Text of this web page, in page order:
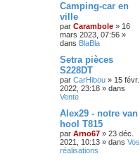
Camping-car en
ville
par Carambole » 16
mars 2023, 07:56 »
dans BlaBla
Setra pièces
S228DT
par CarHibou » 15 févr.
2022, 23:18 » dans
Vente
Alex29 - notre van
hool T815
par Arno67 » 23 déc.
2021, 10:13 » dans Vos
réalisations